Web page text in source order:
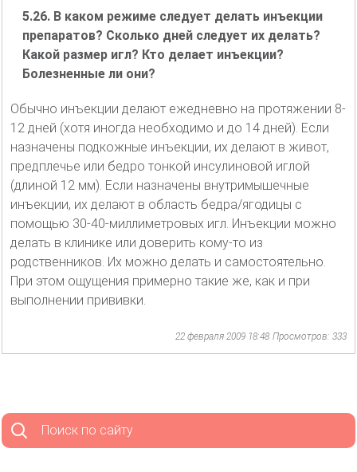
5.26. В каком режиме следует делать инъекции
препаратов? Сколько дней следует их делать?
Какой размер игл? Кто делает инъекции?
Болезненные ли они?
Обычно инъекции делают ежедневно на протяжении 8-
12 дней (хотя иногда необходимо и до 14 дней). Если
назначены подкожные инъекции, их делают в живот,
предплечье или бедро тонкой инсулиновой иглой
(длиной 12 мм). Если назначены внутримышечные
инъекции, их делают в область бедра/ягодицы с
помощью 30-40-миллиметровых игл. Инъекции можно
делать в клинике или доверить кому-то из
родственников. Их можно делать и самостоятельно.
При этом ощущения примерно такие же, как и при
выполнении прививки.
22 февраля 2009 18:48 Просмотров: 333
Поиск по сайту